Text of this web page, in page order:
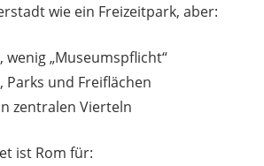
wie ein Freizeitpark, aber:
wenig „Museumspflicht“
Parks und Freiflächen
zentralen Vierteln
ist Rom für: